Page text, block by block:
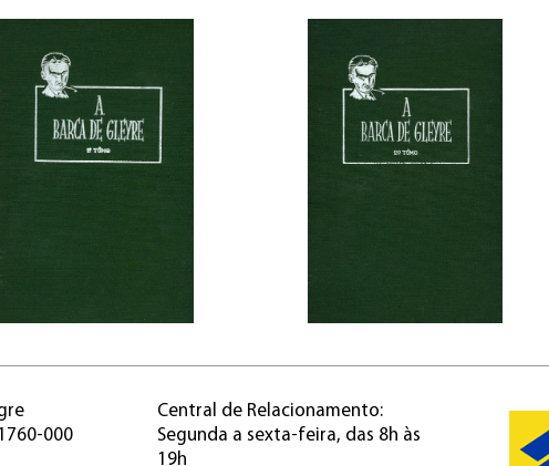
000
Central de Relacionamento:
Segunda a sexta-feira, das 8h às
19h